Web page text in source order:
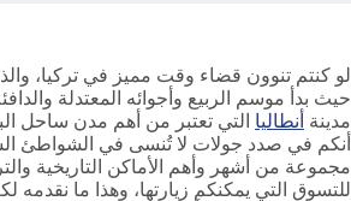
لو كنتم تنوون قضاء وقت مميز في تركيا،
حيث بدأ موسم الربيع وأجوائه المعتدلة
مدينة أنطاليا التي تعتبر من أهم مدن ساحل
أنكم في صدد جولات لا تُنسى في الشواطئ
مجموعة من أشهر وأهم الأماكن التاريخية
للتسوق التي يمكنكم زيارتها، وهذا ما نقدمه